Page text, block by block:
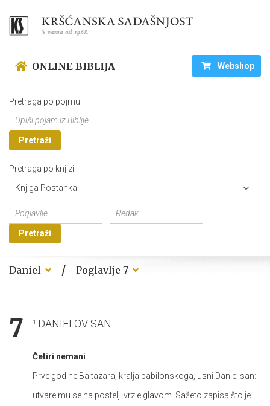
ONLINE BIBLIJA Webshop
Pretraga po pojmu:
Pretraži
Pretraga po knjizi:
Knjiga Postanka
Pretraži
Daniel / Poglavlje 7
7 1 DANIELOV SAN
Četiri nemani
Prve godine Baltazara, kralja babilonskoga, usni Daniel san:
utvare mu se na postelji vrzle glavom. Sažeto zapisa što je